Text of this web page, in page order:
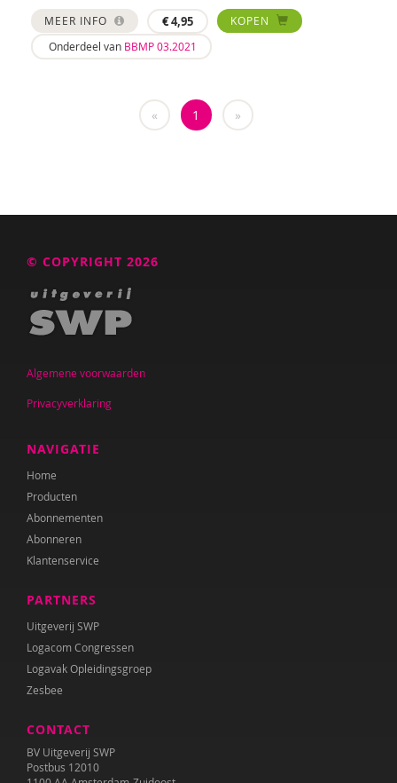
MEER INFO €4,95
KOPEN
Onderdeel van BBMP 03.2021
« 1 »
© COPYRIGHT 2026
Algemene voorwaarden
Privacyverklaring
NAVIGATIE
Home
Producten
Abonnementen
Abonneren
Klantenservice
PARTNERS
Uitgeverij SWP
Logacom Congressen
Logavak Opleidingsgroep
Zesbee
CONTACT
BV Uitgeverij SWP
Postbus 12010